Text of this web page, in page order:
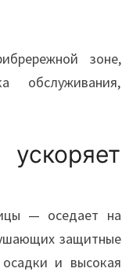
зоне,
обслуживания,
— оседает на
защитные
и высокая